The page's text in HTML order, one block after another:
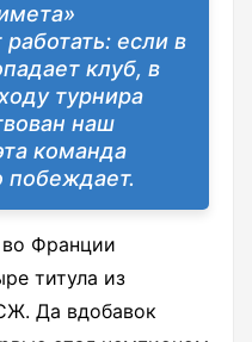
если в
клуб, в
турнира
наш
команда
побеждает.
Франции
титула из
Да вдобавок